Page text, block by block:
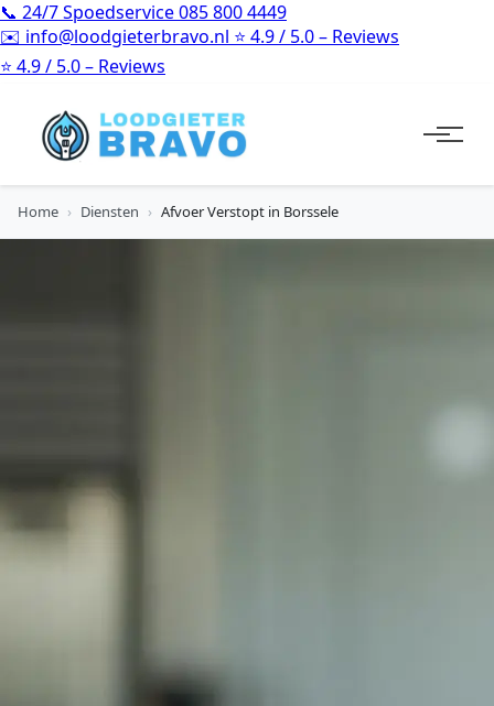
📞 24/7 Spoedservice085 800 4449
✉️ info@loodgieterbravo.nl ⭐ 4.9 / 5.0 – Reviews
⭐ 4.9 / 5.0 – Reviews
Home › Diensten › Afvoer Verstopt in Borssele